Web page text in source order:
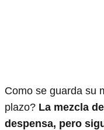
Como se guarda su
plazo? La mezcla
despensa, pero